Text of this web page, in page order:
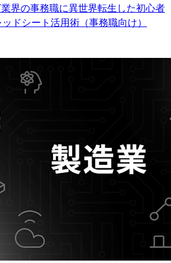
界の事務職に異世界転生した初心者
ドシート活用術（事務職向け）